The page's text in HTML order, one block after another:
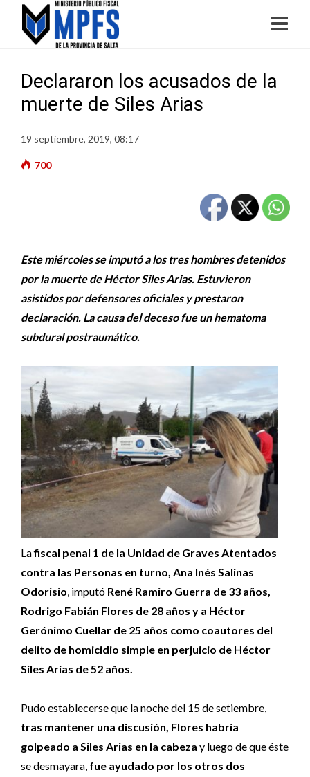
Declararon los acusados de la
muerte de Siles Arias
19 septiembre, 2019, 08:17
700
Este miércoles se imputó a los tres hombres detenidos
por la muerte de Héctor Siles Arias. Estuvieron
asistidos por defensores oficiales y prestaron
declaración. La causa del deceso fue un hematoma
subdural postraumático.
Lafiscal penal 1 de la Unidad de Graves Atentados
contra las Personas en turno, Ana Inés Salinas
Odorisio, imputó René Ramiro Guerra de 33 años,
Rodrigo Fabián Flores de 28 años y a Héctor
Gerónimo Cuellar de 25 años como coautores del
delito de homicidio simple en perjuicio de Héctor
Siles Arias de 52 años.
Pudo establecerse que la noche del 15 de setiembre,
tras mantener una discusión, Flores habría
golpeado a Siles Arias en la cabeza y luego de que éste
se desmayara, fue ayudado por los otros dos